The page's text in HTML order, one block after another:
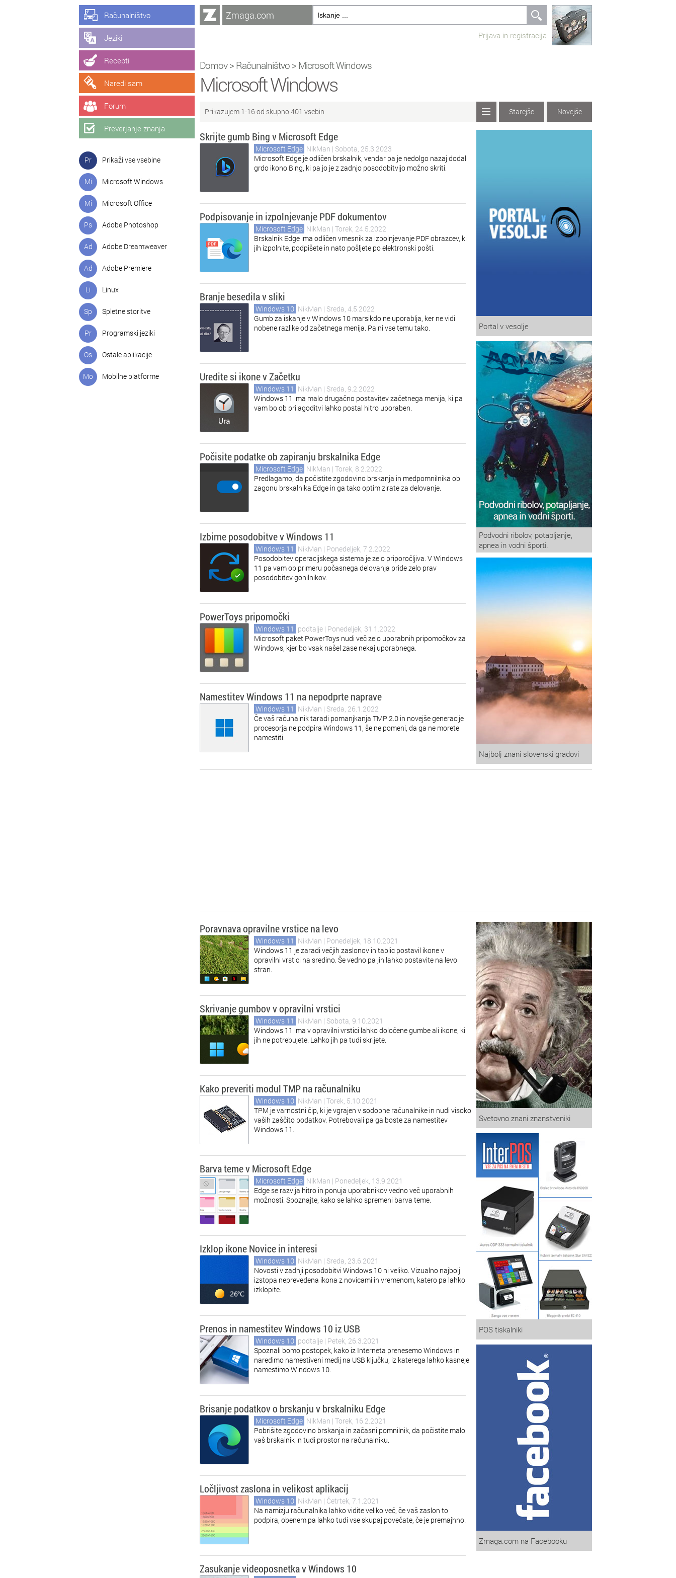
Računalništvo
Jeziki
Recepti
Naredi sam
Forum
Preverjanje znanja
Pr Prikaži vse vsebine
Mi Microsoft Windows
Mi Microsoft Office
Ps Adobe Photoshop
Ad Adobe Dreamweaver
Ad Adobe Premiere
Li Linux
Sp Spletne storitve
Pr Programski jeziki
Os Ostale aplikacije
Mo Mobilne platforme
Zmaga.com
Prijava in registracija
Domov> Računalništvo > Microsoft Windows
Microsoft Windows
Prikazujem 1-16 od skupno 401 vsebin Novejše
Starejše
Skrijte gumb Bing v Microsoft Edge
Microsoft Edge NikMan | Sobota, 25.3.2023
Microsoft Edge je odličen brskalnik, vendar pa je nedolgo nazaj dodal
grdo ikono Bing, ki pa jo je z zadnjo posodobitvijo možno skriti.
Podpisovanje in izpolnjevanje PDF dokumentov
Microsoft Edge NikMan | Torek, 24.5.2022
Brskalnik Edge ima odličen vmesnik za izpolnjevanje PDF obrazcev, ki
jih izpolnite, podpišete in nato pošljete po elektronski pošti.
Branje besedila v sliki
Windows 10 NikMan | Sreda, 4.5.2022
Gumb za iskanje v Windows 10 marsikdo ne uporablja, ker ne vidi
nobene razlike od začetnega menija. Pa ni vse temu tako.
Uredite si ikone v Začetku
Windows 11 NikMan | Sreda, 9.2.2022
Windows 11 ima malo drugačno postavitev začetnega menija, ki pa
vam bo ob prilagoditvi lahko postal hitro uporaben.
Počisite podatke ob zapiranju brskalnika Edge
Microsoft Edge NikMan | Torek, 8.2.2022
Predlagamo, da počistite zgodovino brskanja in medpomnilnika ob
zagonu brskalnika Edge in ga tako optimizirate za delovanje.
Izbirne posodobitve v Windows 11
Windows 11 NikMan | Ponedeljek, 7.2.2022
Posodobitev operacijskega sistema je zelo priporočljiva. V Windows
11 pa vam ob primeru počasnega delovanja pride zelo prav
posodobitev gonilnikov.
PowerToys pripomočki
Windows 11 podtalje | Ponedeljek, 31.1.2022
Microsoft paket PowerToys nudi več zelo uporabnih pripomočkov za
Windows, kjer bo vsak našel zase nekaj uporabnega.
Namestitev Windows 11 na nepodprte naprave
Windows 11 NikMan | Sreda, 26.1.2022
Če vaš računalnik taradi pomanjkanja TMP 2.0 in novejše generacije
procesorja ne podpira Windows 11, še ne pomeni, da ga ne morete
namestiti.
Portal v vesolje
Podvodni ribolov, potapljanje,
apnea in vodni športi.
Najbolj znani slovenski gradovi
Poravnava opravilne vrstice na levo
Windows 11 NikMan | Ponedeljek, 18.10.2021
Windows 11 je zaradi večjih zaslonov in tablic postavil ikone v
opravilni vrstici na sredino. Še vedno pa jih lahko postavite na levo
stran.
Skrivanje gumbov v opravilni vrstici
Windows 11 NikMan | Sobota, 9.10.2021
Windows 11 ima v opravilni vrstici lahko določene gumbe ali ikone, ki
jih ne potrebujete. Lahko jih pa tudi skrijete.
Kako preveriti modul TMP na računalniku
Windows 10 NikMan | Torek, 5.10.2021
TPM je varnostni čip, ki je vgrajen v sodobne računalnike in nudi visoko
vaših zaščito podatkov. Potrebovali pa ga boste za namestitev
Windows 11.
Barva teme v Microsoft Edge
Microsoft Edge NikMan | Ponedeljek, 13.9.2021
Edge se razvija hitro in ponuja uporabnikov vedno več uporabnih
možnosti. Spoznajte, kako se lahko spremeni barva teme.
Izklop ikone Novice in interesi
Windows 10 NikMan | Sreda, 23.6.2021
Novosti v zadnji posodobitvi Windows 10 ni veliko. Vizualno najbolj
izstopa neprevedena ikona z novicami in vremenom, katero pa lahko
izklopite.
Prenos in namestitev Windows 10 iz USB
Windows 10 podtalje | Petek, 26.3.2021
Spoznali bomo postopek, kako iz Interneta prenesemo Windows in
naredimo namestiveni medij na USB ključku, iz katerega lahko kasneje
namestimo Windows 10.
Brisanje podatkov o brskanju v brskalniku Edge
Microsoft Edge NikMan | Torek, 16.2.2021
Pobrišite zgodovino brskanja in začasni pomnilnik, da počistite malo
vaš brskalnik in tudi prostor na računalniku.
Ločljivost zaslona in velikost aplikacij
Windows 10 NikMan | Četrtek, 7.1.2021
Na namizju računalnika lahko vidite veliko več, če vaš zaslon to
podpira, obenem pa lahko tudi vse skupaj povečate, če je premajhno.
Zasukanje videoposnetka v Windows 10
Svetovno znani znanstveniki
POS tiskalniki
Zmaga.com na Facebooku